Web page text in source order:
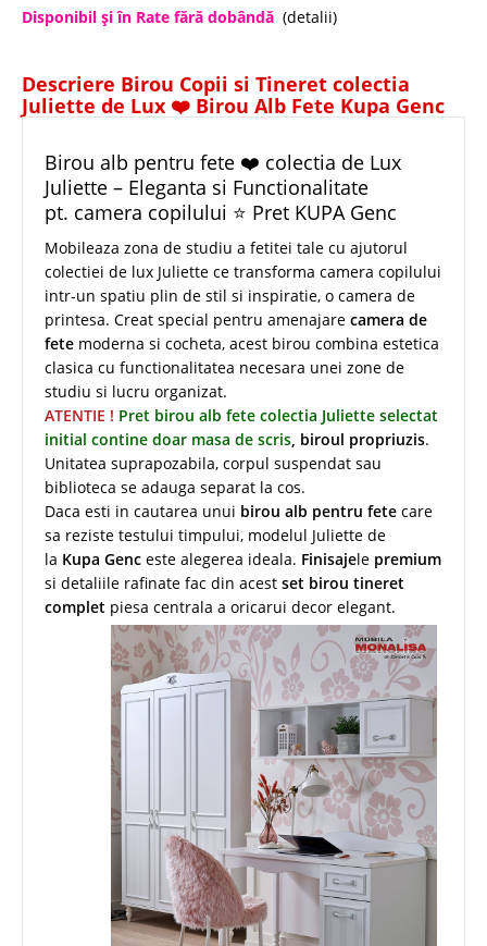
Disponibil şi în Rate fără dobândă (detalii)
Descriere Birou Copii si Tineret colectia
Juliette de Lux ❤️ Birou Alb Fete Kupa Genc
Birou alb pentru fete ❤️ colectia de Lux
Juliette – Eleganta si Functionalitate
pt. camera copilului ⭐ Pret KUPA Genc
Mobileaza zona de studiu a fetitei tale cu ajutorul
colectiei de lux Juliette ce transforma camera copilului
intr-un spatiu plin de stil si inspiratie, o camera de
printesa. Creat special pentru amenajare camera de
fete moderna si cocheta, acest birou combina estetica
clasica cu functionalitatea necesara unei zone de
studiu si lucru organizat.
ATENTIE ! Pret birou alb fete colectia Juliette selectat
initial contine doar masa de scris , biroul propriuzis.
Unitatea suprapozabila, corpul suspendat sau
biblioteca se adauga separat la cos.
Daca esti in cautarea unui birou alb pentru fete care
sa reziste testului timpului, modelul Juliette de
la Kupa Genc este alegerea ideala. Finisajele premium
si detaliile rafinate fac din acest set birou tineret
complet piesa centrala a oricarui decor elegant.